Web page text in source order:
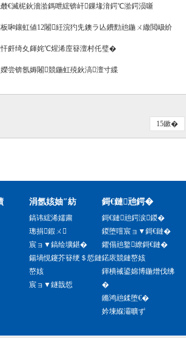
€滅柅鈥濇湁鎷呭綋锛屽鏁堟湇鍔℃湁鍔涢噺
啝鑲虹値12闂紝浣犳兂鐭ラ亾鐨勯兘鍦ㄨ繖閲岋紒
皯绮夊皹姹℃煋浠庢簮澶村仛璧�
尝锛氬媷闂競鍦虹殑鈥滈澶寸緤
15鏉�
涓氬姟妯″紡
鎬讳綋浠嬬粛
璁捐鍜ㄨ
宸ョ▼鎬绘壙鍖�
鍚堝悓鑳芥簮绠＄悊鏈
嶅姟
宸ョ▼鐩戠悊
鎶€鏈兘鍔�
鎶€鏈兘鍔涙鍐�
鍐堕噾宸ョ▼鎶€鏈�
鑺傝兘鐜繚鎶€鏈�
鍩庡競鏈嶅姟
鍕樻祴鍙婂博鍦熷伐绋
�
鏅鸿兘鍒堕€�
妗堜緥灞曠ず